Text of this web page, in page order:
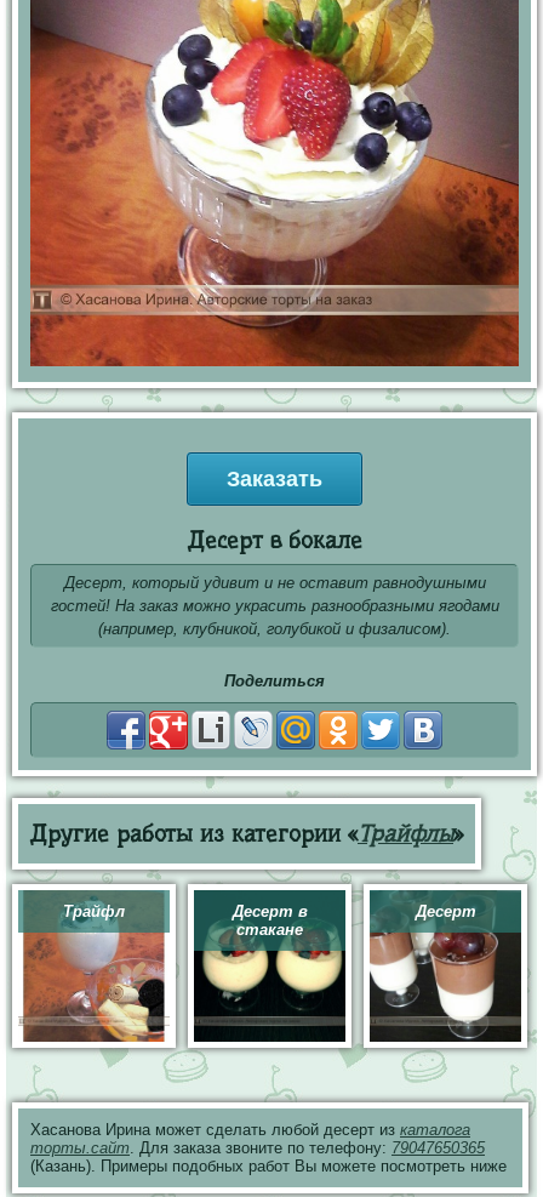
Заказать
Десерт в бокале
Десерт, который удивит и не оставит равнодушными
гостей! На заказ можно украсить разнообразными ягодами
(например, клубникой, голубикой и физалисом).
Поделиться
Другие работы из категории «Трайфлы»
Трайфл
Десерт в
стакане
Десерт
Хасанова Ирина может сделать любой десерт из каталога
торты.сайт. Для заказа звоните по телефону: 79047650365
(Казань). Примеры подобных работ Вы можете посмотреть ниже